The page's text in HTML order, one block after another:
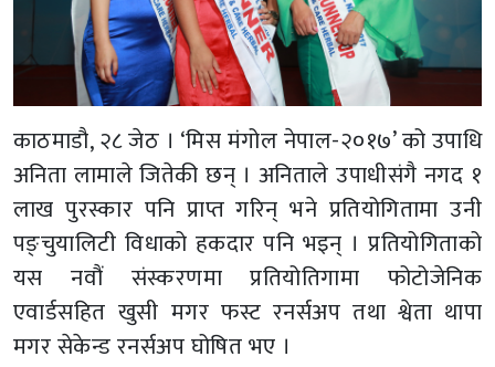
काठमाडौ, २८ जेठ । ‘मिस मंगोल नेपाल-२०१७’ को उपाधि
अनिता लामाले जितेकी छन् । अनिताले उपाधीसंगै नगद १
लाख पुरस्कार पनि प्राप्त गरिन् भने प्रतियोगितामा उनी
पङ्चुयालिटी विधाको हकदार पनि भइन् । प्रतियोगिताको
यस नवौं संस्करणमा प्रतियोतिगामा फोटोजेनिक
एवार्डसहित खुसी मगर फस्ट रनर्सअप तथा श्वेता थापा
मगर सेकेन्ड रनर्सअप घोषित भए ।